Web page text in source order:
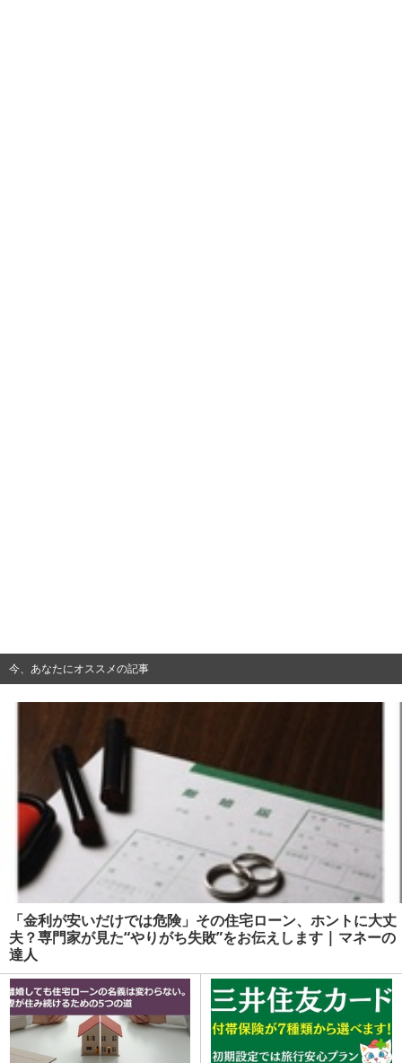
今、あなたにオススメの記事
「金利が安いだけでは危険」その住宅ローン、ホントに大丈
夫？専門家が見た“やりがち失敗”をお伝えします | マネーの
達人